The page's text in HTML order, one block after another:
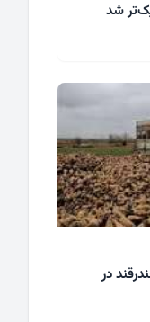
شد
تن چغندرقند در